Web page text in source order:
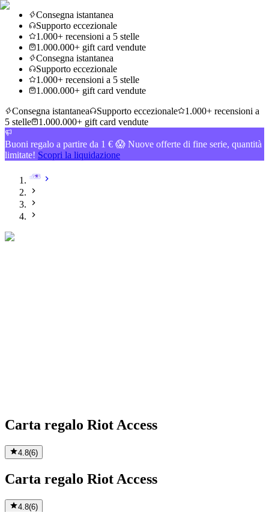
Consegna istantanea
Supporto eccezionale
1.000+ recensioni a 5 stelle
1.000.000+ gift card vendute
Consegna istantanea
Supporto eccezionale
1.000+ recensioni a 5 stelle
1.000.000+ gift card vendute
Consegna istantanea
Supporto eccezionale
1.000+ recensioni a
5 stelle
1.000.000+ gift card vendute
Buoni regalo a partire da 1 € 😱 Nuove offerte di fine serie, quantità
limitate! Scopri la liquidazione
Carta regalo Riot Access
4.8(6)
Carta regalo Riot Access
4.8(6)